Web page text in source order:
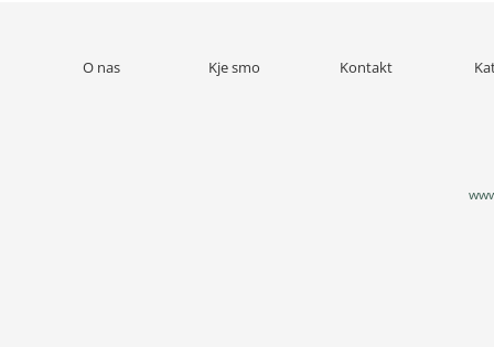
O nas Kje smo Kontakt